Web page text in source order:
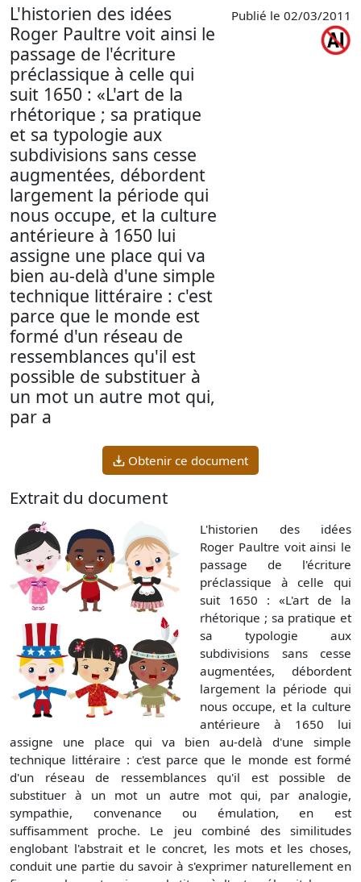
L'historien des idées
Roger Paultre voit ainsi le
passage de l'écriture
préclassique à celle qui
suit 1650 : «L'art de la
rhétorique ; sa pratique
et sa typologie aux
subdivisions sans cesse
augmentées, débordent
largement la période qui
nous occupe, et la culture
antérieure à 1650 lui
assigne une place qui va
bien au-delà d'une simple
technique littéraire : c'est
parce que le monde est
formé d'un réseau de
ressemblances qu'il est
possible de substituer à
un mot un autre mot qui,
par a
Publié le 02/03/2011
Obtenir ce document
Extrait du document
L'historien des idées
Roger Paultre voit ainsi le
passage de l'écriture
préclassique à celle qui
suit 1650 : «L'art de la
rhétorique ; sa pratique et
sa typologie aux
subdivisions sans cesse
augmentées, débordent
largement la période qui
nous occupe, et la culture
antérieure à 1650 lui
assigne une place qui va bien au-delà d'une simple
technique littéraire : c'est parce que le monde est formé
d'un réseau de ressemblances qu'il est possible de
substituer à un mot un autre mot qui, par analogie,
sympathie, convenance ou émulation, en est
suffisamment proche. Le jeu combiné des similitudes
englobant l'abstrait et le concret, les mots et les choses,
conduit une partie du savoir à s'exprimer naturellement en